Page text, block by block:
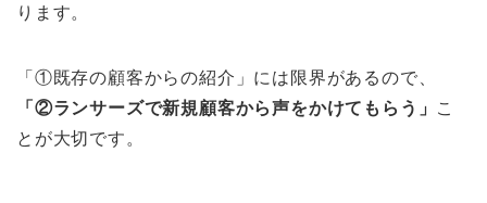
ります。
「①既存の顧客からの紹介」には限界があるので、
「②ランサーズで新規顧客から声をかけてもらう」 こ
とが大切です。